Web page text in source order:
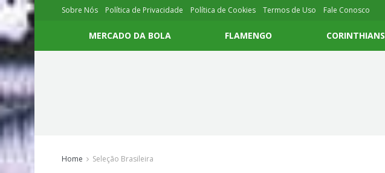
Sobre Nós Política de Privacidade Política de Cookies Termos de Uso Fale Conosco
MERCADO DA BOLA FLAMENGO CORINTHIANS
Home Seleção Brasileira